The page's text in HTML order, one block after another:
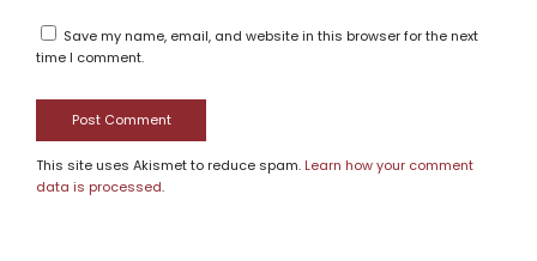
Save my name, email, and website in this browser for the next
time I comment.
This site uses Akismet to reduce spam. Learn how your comment
data is processed.